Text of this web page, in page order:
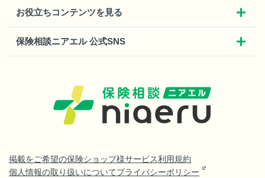
お役立ちコンテンツを見る
保険相談ニアエル 公式SNS
掲載をご希望の保険ショップ様サービス利用規約
個人情報の取り扱いについてプライバシーポリシー